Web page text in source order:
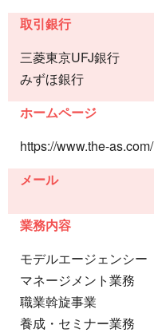
取引銀行
三菱東京UFJ銀行
みずほ銀行
ホームページ
https://www.the-as.com/
メール
業務内容
モデルエージェンシー
マネージメント業務
職業斡旋事業
養成・セミナー業務